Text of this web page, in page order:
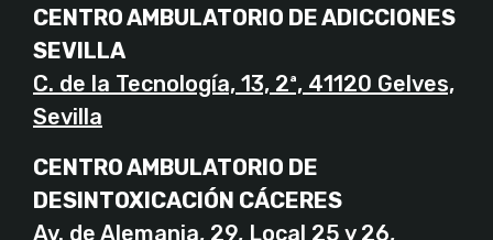
CENTRO AMBULATORIO DE ADICCIONES
SEVILLA
C. de la Tecnología, 13, 2ª, 41120 Gelves,
Sevilla
CENTRO AMBULATORIO DE
DESINTOXICACIÓN CÁCERES
Av. de Alemania, 29, Local 25 y 26,